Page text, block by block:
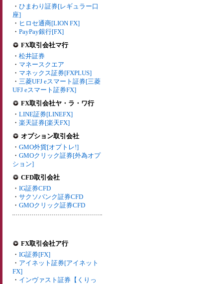
・ ひまわり証券[レギュラー口
座]
・ ヒロセ通商[LION FX]
・ PayPay銀行[FX]
FX取引会社マ行
・ 松井証券
・ マネースクエア
・ マネックス証券[FXPLUS]
・ 三菱UFJ eスマート証券[三菱
UFJ eスマート証券FX]
FX取引会社ヤ・ラ・ワ行
・ LINE証券[LINEFX]
・ 楽天証券[楽天FX]
オプション取引会社
・ GMO外貨[オプトレ!]
・ GMOクリック証券[外為オプ
ション]
CFD取引会社
・ IG証券CFD
・ サクソバンク証券CFD
・ GMOクリック証券CFD
FX取引会社ア行
・ IG証券[FX]
・ アイネット証券[アイネット
FX]
・ インヴァスト証券【くりっ